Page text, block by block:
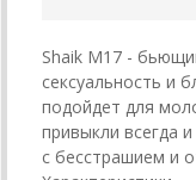
Shaik M17 -
сексуальность и
подойдет для
привыкли всегда
с бесстрашием и